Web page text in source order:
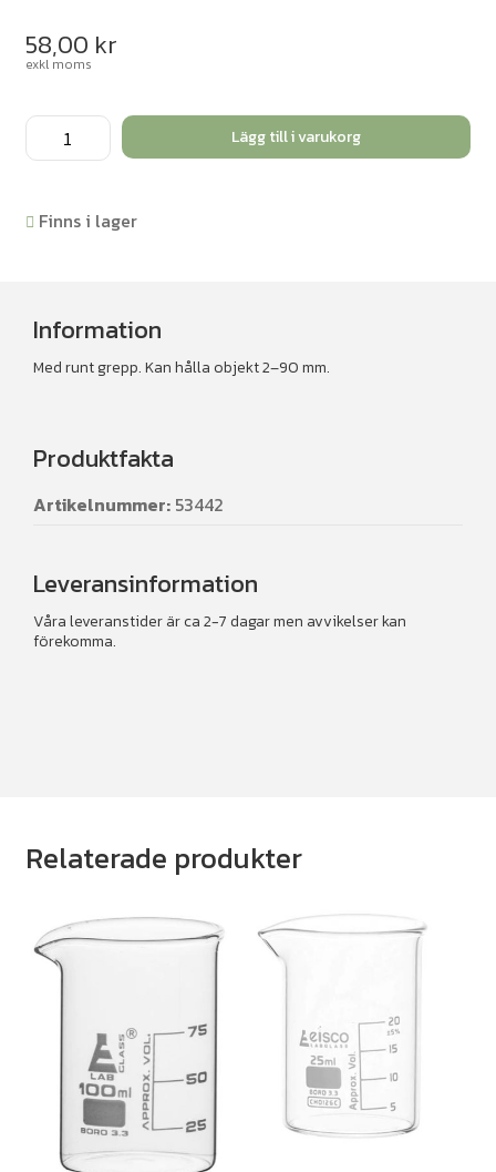
58,00 kr
exkl moms
Stativklämma
-
mängd
Lägg till i varukorg
Finns i lager
Information
Med runt grepp. Kan hålla objekt 2–90 mm.
Produktfakta
Artikelnummer: 53442
Leveransinformation
Våra leveranstider är ca 2-7 dagar men avvikelser kan
förekomma.
Relaterade produkter